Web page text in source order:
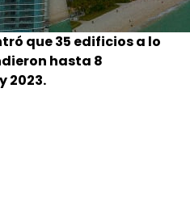
que 35 edificios a lo
hasta 8
2023.